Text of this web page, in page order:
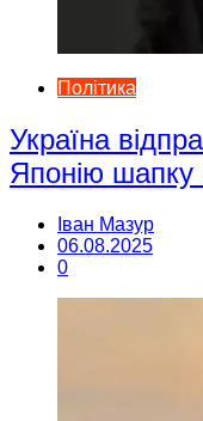
Політика
Україна
Японію
Іван Мазур
06.08.2025
0